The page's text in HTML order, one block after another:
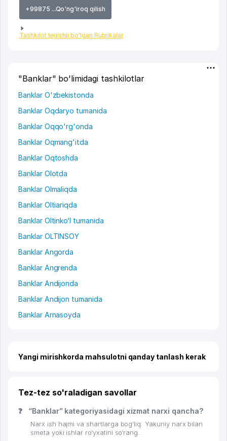
+99875 ...Qo'ng'iroq qilish
Tashkilot tegishli bo'lgan Rubrikalar
"Banklar" bo'limidagi tashkilotlar
Banklar O'zbekistonda
Banklar Oqdaryo tumanida
Banklar Oqqo'rg'onda
Banklar Oqmang'itda
Banklar Oqtoshda
Banklar Olotda
Banklar Olmaliqda
Banklar Oltiariqda
Banklar Oltinko‘l tumanida
Banklar OLTINSOY
Banklar Angorda
Banklar Angrenda
Banklar Andijonda
Banklar Andijon tumanida
Banklar Arnasoyda
Yangi mirishkorda mahsulotni qanday tanlash kerak
Tez-tez so'raladigan savollar
❓ “Banklar” kategoriyasidagi xizmat narxi qancha?
Narx ish hajmi va shartlarga bog‘liq. Yakuniy narx bilan
smeta yoki ishlar ro‘yxatini so‘rang.